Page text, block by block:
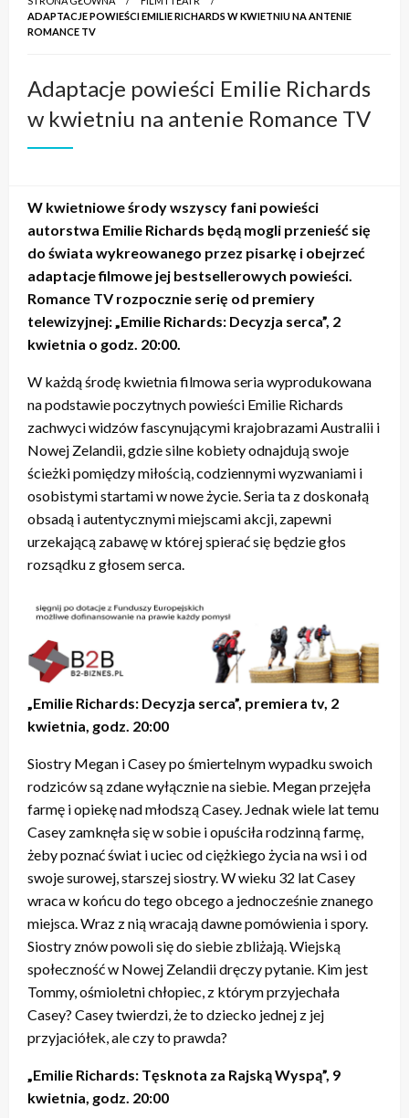
ADAPTACJE POWIEŚCI EMILIE RICHARDS W KWIETNIU NA ANTENIE
ROMANCE TV
Adaptacje powieści Emilie Richards
w kwietniu na antenie Romance TV
W kwietniowe środy wszyscy fani powieści
autorstwa Emilie Richards będą mogli przenieść się
do świata wykreowanego przez pisarkę i obejrzeć
adaptacje filmowe jej bestsellerowych powieści.
Romance TV rozpocznie serię od premiery
telewizyjnej: „Emilie Richards: Decyzja serca”, 2
kwietnia o godz. 20:00.
W każdą środę kwietnia filmowa seria wyprodukowana
na podstawie poczytnych powieści Emilie Richards
zachwyci widzów fascynującymi krajobrazami Australii i
Nowej Zelandii, gdzie silne kobiety odnajdują swoje
ścieżki pomiędzy miłością, codziennymi wyzwaniami i
osobistymi startami w nowe życie. Seria ta z doskonałą
obsadą i autentycznymi miejscami akcji, zapewni
urzekającą zabawę w której spierać się będzie głos
rozsądku z głosem serca.
„Emilie Richards: Decyzja serca”, premiera tv, 2
kwietnia, godz. 20:00
Siostry Megan i Casey po śmiertelnym wypadku swoich
rodziców są zdane wyłącznie na siebie. Megan przejęła
farmę i opiekę nad młodszą Casey. Jednak wiele lat temu
Casey zamknęła się w sobie i opuściła rodzinną farmę,
żeby poznać świat i uciec od ciężkiego życia na wsi i od
swoje surowej, starszej siostry. W wieku 32 lat Casey
wraca w końcu do tego obcego a jednocześnie znanego
miejsca. Wraz z nią wracają dawne pomówienia i spory.
Siostry znów powoli się do siebie zbliżają. Wiejską
społeczność w Nowej Zelandii dręczy pytanie. Kim jest
Tommy, ośmioletni chłopiec, z którym przyjechała
Casey? Casey twierdzi, że to dziecko jednej z jej
przyjaciółek, ale czy to prawda?
„Emilie Richards: Tęsknota za Rajską Wyspą”, 9
kwietnia, godz. 20:00